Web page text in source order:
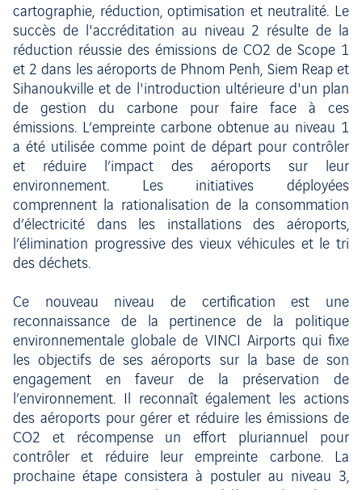
cartographie, réduction, optimisation et neutralité. Le
succès de l'accréditation au niveau 2 résulte de la
réduction réussie des émissions de CO2 de Scope 1
et 2 dans les aéroports de Phnom Penh, Siem Reap et
Sihanoukville et de l'introduction ultérieure d'un plan
de gestion du carbone pour faire face à ces
émissions. L’empreinte carbone obtenue au niveau 1
a été utilisée comme point de départ pour contrôler
et réduire l’impact des aéroports sur leur
environnement. Les initiatives déployées
comprennent la rationalisation de la consommation
d’électricité dans les installations des aéroports,
l’élimination progressive des vieux véhicules et le tri
des déchets.
Ce nouveau niveau de certification est une
reconnaissance de la pertinence de la politique
environnementale globale de VINCI Airports qui fixe
les objectifs de ses aéroports sur la base de son
engagement en faveur de la préservation de
l’environnement. Il reconnaît également les actions
des aéroports pour gérer et réduire les émissions de
CO2 et récompense un effort pluriannuel pour
contrôler et réduire leur empreinte carbone. La
prochaine étape consistera à postuler au niveau 3,